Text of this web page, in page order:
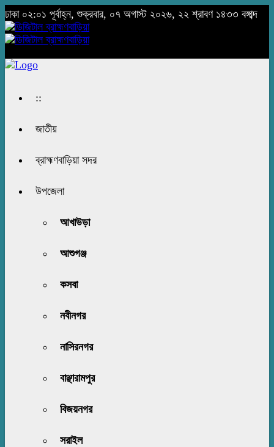
ঢাকা ০২:০১ পূর্বাহ্ন, শুক্রবার, ০৭ অগাস্ট ২০২৬, ২২ শ্রাবণ ১৪৩৩ বঙ্গাব্দ
::
জাতীয়
ব্রাহ্মণবাড়িয়া সদর
উপজেলা
আখাউড়া
আশুগঞ্জ
কসবা
নবীনগর
নাসিরনগর
বাঞ্ছারামপুর
বিজয়নগর
সরাইল